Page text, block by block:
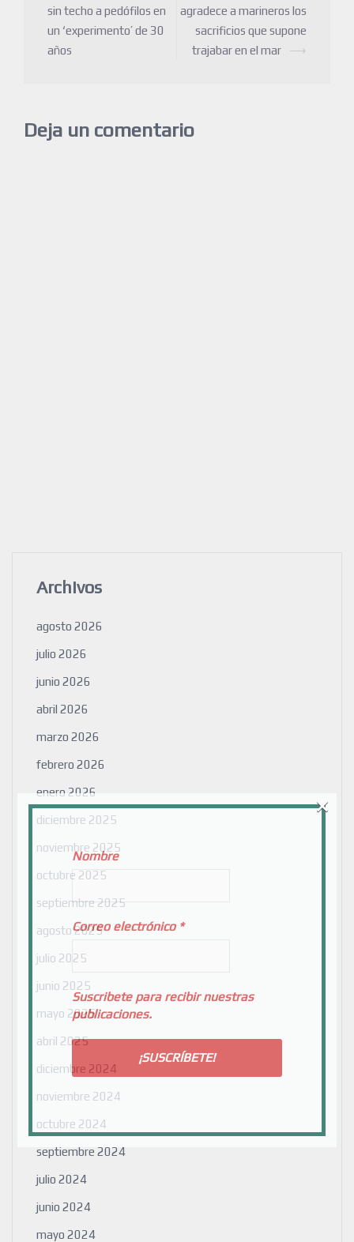
sin techo a pedófilos en
un ‘experimento’ de 30
años
agradece a marineros los
sacrificios que supone
trajabar en el mar
⟶
Deja un comentario
Archivos
agosto 2026
julio 2026
junio 2026
abril 2026
marzo 2026
febrero 2026
enero 2026
diciembre 2025
noviembre 2025
octubre 2025
septiembre 2025
agosto 2025
julio 2025
junio 2025
mayo 2025
abril 2025
diciembre 2024
noviembre 2024
octubre 2024
septiembre 2024
julio 2024
junio 2024
mayo 2024
Nombre
Correo electrónico *
Suscribete para recibir nuestras
publicaciones.
×